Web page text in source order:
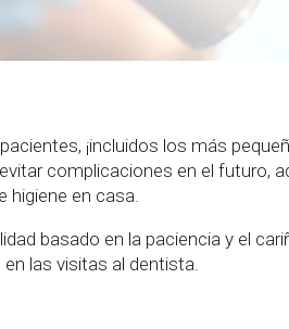
¡incluidos los más
complicaciones en el futuro,
higiene en casa.
basado en la paciencia y el
las visitas al dentista.